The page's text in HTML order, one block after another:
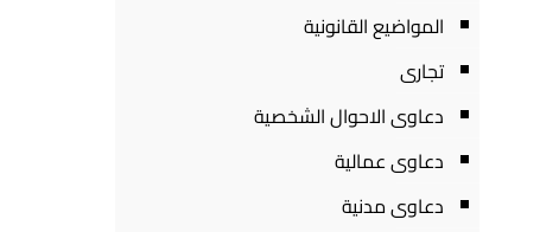
المواضيع القانونية
تجارى
دعاوى الاحوال الشخصية
دعاوى عمالية
دعاوى مدنية